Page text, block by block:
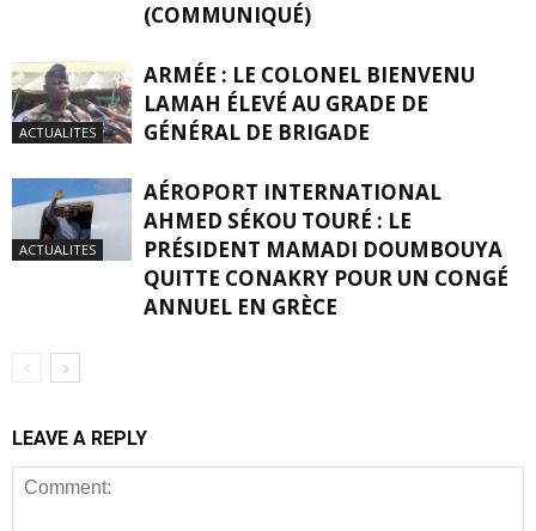
(COMMUNIQUÉ)
ACTUALITES
ARMÉE : LE COLONEL BIENVENU
LAMAH ÉLEVÉ AU GRADE DE
GÉNÉRAL DE BRIGADE
ACTUALITES
AÉROPORT INTERNATIONAL
AHMED SÉKOU TOURÉ : LE
PRÉSIDENT MAMADI DOUMBOUYA
QUITTE CONAKRY POUR UN CONGÉ
ANNUEL EN GRÈCE
LEAVE A REPLY